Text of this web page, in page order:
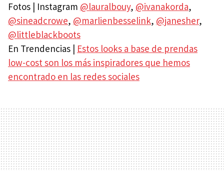
Fotos | Instagram @lauralbouy, @ivanakorda,
@sineadcrowe, @marlienbesselink, @janesher,
@littleblackboots
En Trendencias | Estos looks a base de prendas
low-cost son los más inspiradores que hemos
encontrado en las redes sociales